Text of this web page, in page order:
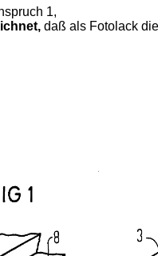
1,
daß als Fotolack